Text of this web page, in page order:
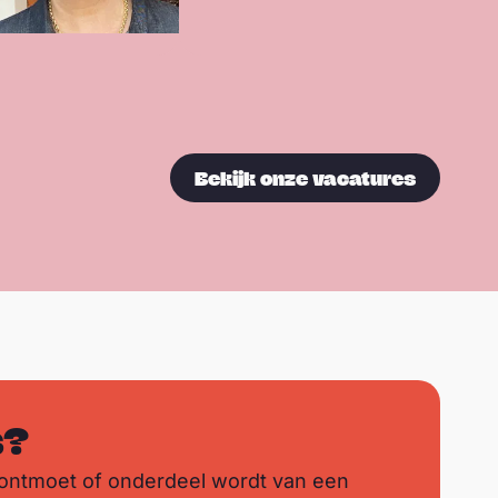
Bekijk onze vacatures
of onderdeel wordt van een